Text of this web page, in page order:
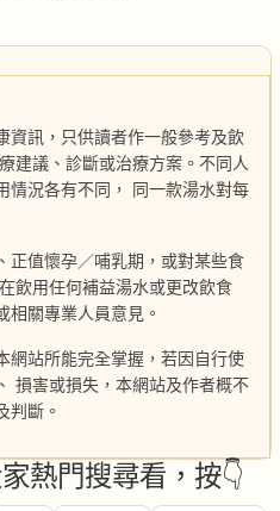
資訊，只供讀者作一般參考及飲
建議、診斷或治療方案。不同人
情況各有不同， 同一款湯水對每
正值懷孕／哺乳期，或對某些食
飲用任何補益湯水或更改飲食
相關專業人員意見。
網站所能完全掌握，若因自行使
損害或損失，本網站及作者概不
判斷。
熱門搜尋看，按👇